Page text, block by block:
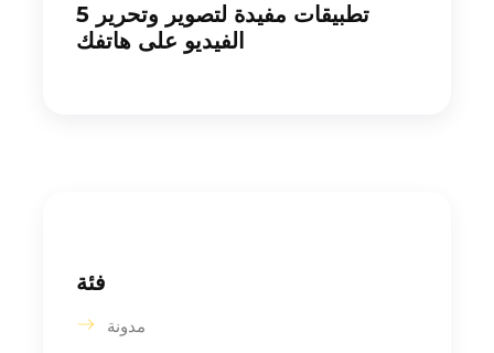
5 تطبيقات مفيدة لتصوير وتحرير
الفيديو على هاتفك
فئة
مدونة